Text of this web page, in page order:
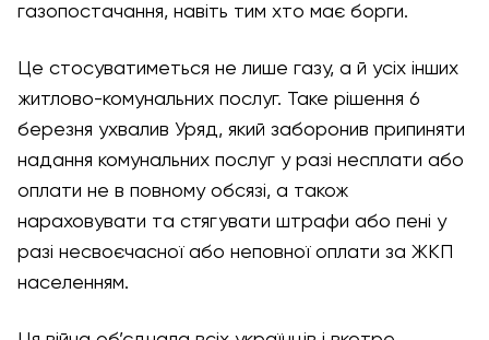
газопостачання, навіть тим хто має борги.
Це стосуватиметься не лише газу, а й усіх інших
житлово-комунальних послуг. Таке рішення 6
березня ухвалив Уряд, який заборонив припиняти
надання комунальних послуг у разі несплати або
оплати не в повному обсязі, а також
нараховувати та стягувати штрафи або пені у
разі несвоєчасної або неповної оплати за ЖКП
населенням.